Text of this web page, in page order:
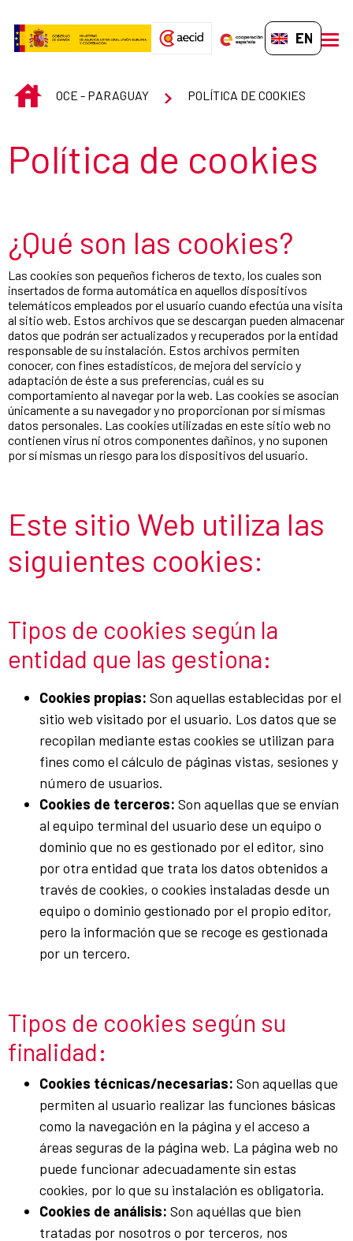
EN-GB
INICIOOCE - PARAGUAY POLÍTICA DE COOKIES
Section title
Política de cookies
¿Qué son las cookies?
Las cookies son pequeños ficheros de texto, los cuales son
insertados de forma automática en aquellos dispositivos
telemáticos empleados por el usuario cuando efectúa una visita
al sitio web. Estos archivos que se descargan pueden almacenar
datos que podrán ser actualizados y recuperados por la entidad
responsable de su instalación. Estos archivos permiten
conocer, con fines estadísticos, de mejora del servicio y
adaptación de éste a sus preferencias, cuál es su
comportamiento al navegar por la web. Las cookies se asocian
únicamente a su navegador y no proporcionan por sí mismas
datos personales. Las cookies utilizadas en este sitio web no
contienen virus ni otros componentes dañinos, y no suponen
por sí mismas un riesgo para los dispositivos del usuario.
Este sitio Web utiliza las
siguientes cookies:
Tipos de cookies según la
entidad que las gestiona:
Cookies propias: Son aquellas establecidas por el
sitio web visitado por el usuario. Los datos que se
recopilan mediante estas cookies se utilizan para
fines como el cálculo de páginas vistas, sesiones y
número de usuarios.
Cookies de terceros: Son aquellas que se envían
al equipo terminal del usuario dese un equipo o
dominio que no es gestionado por el editor, sino
por otra entidad que trata los datos obtenidos a
través de cookies, o cookies instaladas desde un
equipo o dominio gestionado por el propio editor,
pero la información que se recoge es gestionada
por un tercero.
Tipos de cookies según su
finalidad:
Cookies técnicas/necesarias: Son aquellas que
permiten al usuario realizar las funciones básicas
como la navegación en la página y el acceso a
áreas seguras de la página web. La página web no
puede funcionar adecuadamente sin estas
cookies, por lo que su instalación es obligatoria.
Cookies de análisis: Son aquéllas que bien
tratadas por nosotros o por terceros, nos